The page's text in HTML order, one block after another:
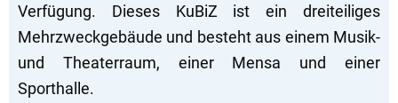
Verfügung. Dieses KuBiZ ist ein dreiteiliges
Mehrzweckgebäude und besteht aus einem Musik-
und Theaterraum, einer Mensa und einer
Sporthalle.